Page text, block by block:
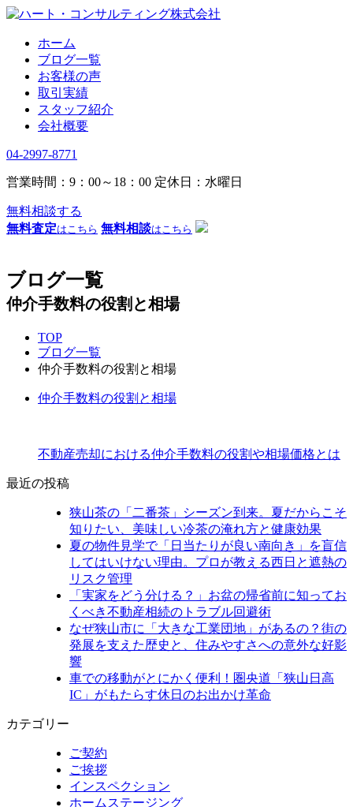
ホーム
ブログ一覧
お客様の声
取引実績
スタッフ紹介
会社概要
04-2997-8771
営業時間：9：00～18：00 定休日：水曜日
無料相談する
無料査定はこちら 無料相談はこちら
ブログ一覧
仲介手数料の役割と相場
TOP
ブログ一覧
仲介手数料の役割と相場
仲介手数料の役割と相場
不動産売却における仲介手数料の役割や相場価格とは
最近の投稿
狭山茶の「二番茶」シーズン到来。夏だからこそ
知りたい、美味しい冷茶の淹れ方と健康効果
夏の物件見学で「日当たりが良い南向き」を盲信
してはいけない理由。プロが教える西日と遮熱の
リスク管理
「実家をどう分ける？」お盆の帰省前に知ってお
くべき不動産相続のトラブル回避術
なぜ狭山市に「大きな工業団地」があるの？街の
発展を支えた歴史と、住みやすさへの意外な好影
響
車での移動がとにかく便利！圏央道「狭山日高
IC」がもたらす休日のお出かけ革命
カテゴリー
ご契約
ご挨拶
インスペクション
ホームステージング